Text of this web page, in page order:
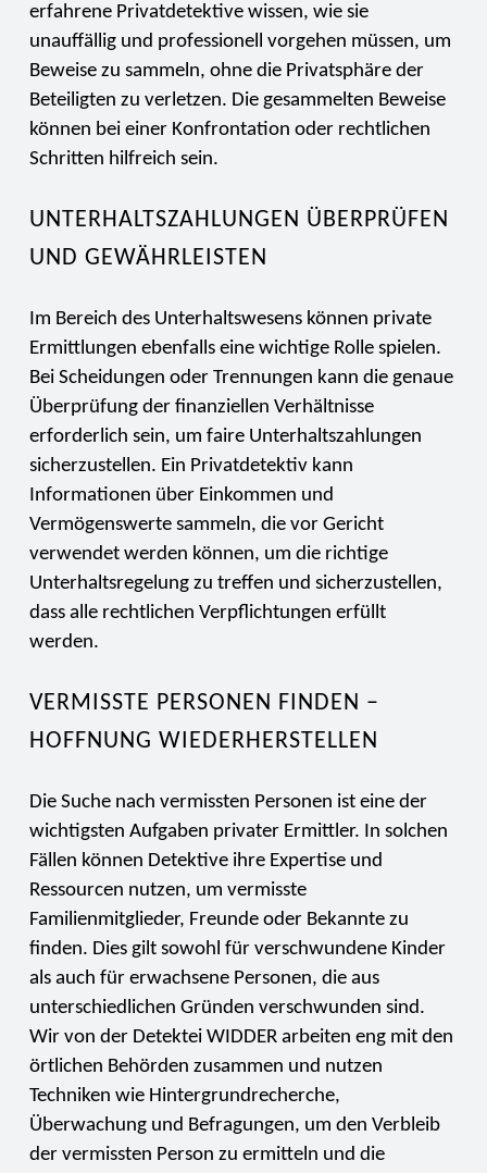
erfahrene Privatdetektive wissen, wie sie
unauffällig und professionell vorgehen müssen, um
Beweise zu sammeln, ohne die Privatsphäre der
Beteiligten zu verletzen. Die gesammelten Beweise
können bei einer Konfrontation oder rechtlichen
Schritten hilfreich sein.
UNTERHALTSZAHLUNGEN ÜBERPRÜFEN
UND GEWÄHRLEISTEN
Im Bereich des Unterhaltswesens können private
Ermittlungen ebenfalls eine wichtige Rolle spielen.
Bei Scheidungen oder Trennungen kann die genaue
Überprüfung der finanziellen Verhältnisse
erforderlich sein, um faire Unterhaltszahlungen
sicherzustellen. Ein Privatdetektiv kann
Informationen über Einkommen und
Vermögenswerte sammeln, die vor Gericht
verwendet werden können, um die richtige
Unterhaltsregelung zu treffen und sicherzustellen,
dass alle rechtlichen Verpflichtungen erfüllt
werden.
VERMISSTE PERSONEN FINDEN –
HOFFNUNG WIEDERHERSTELLEN
Die Suche nach vermissten Personen ist eine der
wichtigsten Aufgaben privater Ermittler. In solchen
Fällen können Detektive ihre Expertise und
Ressourcen nutzen, um vermisste
Familienmitglieder, Freunde oder Bekannte zu
finden. Dies gilt sowohl für verschwundene Kinder
als auch für erwachsene Personen, die aus
unterschiedlichen Gründen verschwunden sind.
Wir von der Detektei WIDDER arbeiten eng mit den
örtlichen Behörden zusammen und nutzen
Techniken wie Hintergrundrecherche,
Überwachung und Befragungen, um den Verbleib
der vermissten Person zu ermitteln und die